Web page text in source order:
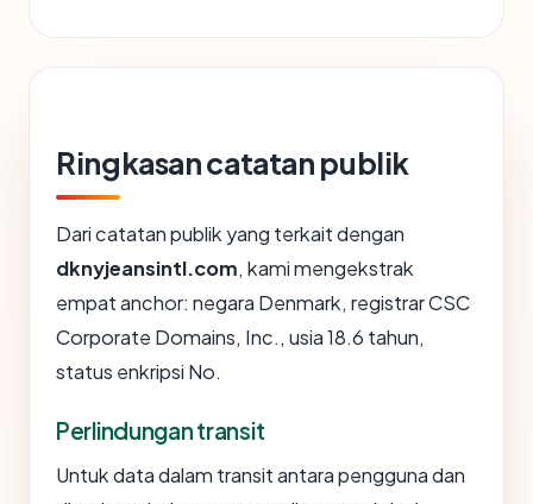
Ringkasan catatan publik
Dari catatan publik yang terkait dengan
dknyjeansintl.com, kami mengekstrak
empat anchor: negara Denmark, registrar CSC
Corporate Domains, Inc., usia 18.6 tahun,
status enkripsi No.
Perlindungan transit
Untuk data dalam transit antara pengguna dan